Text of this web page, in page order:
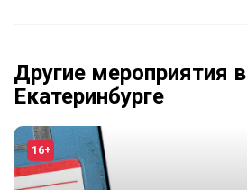
Другие мероприятия в
Екатеринбурге
16+